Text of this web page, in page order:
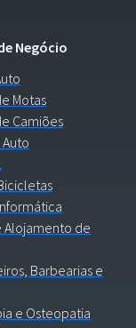
Negócio
Motas
Camiões
Alojamento de
Barbearias e
e Osteopatia